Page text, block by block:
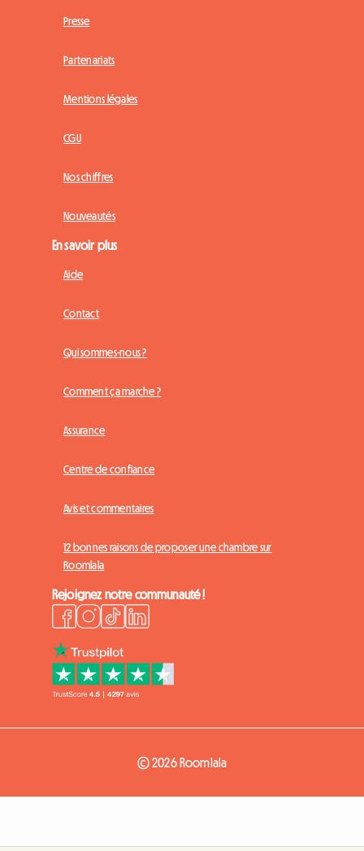
Presse
Partenariats
Mentions légales
CGU
Nos chiffres
Nouveautés
En savoir plus
Aide
Contact
Qui sommes-nous ?
Comment ça marche ?
Assurance
Centre de confiance
Avis et commentaires
12 bonnes raisons de proposer une chambre sur
Roomlala
Rejoignez notre communauté !
© 2026 Roomlala